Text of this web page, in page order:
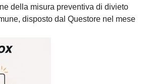
della misura preventiva di divieto
disposto dal Questore nel mese